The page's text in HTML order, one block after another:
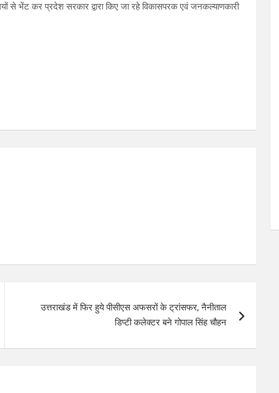
से भेंट कर प्रदेश सरकार द्वारा किए जा रहे विकासपरक एवं जनकल्याणकारी
उत्तराखंड में फिर हुये पीसीएस अफसरों के ट्रांसफर, नैनीताल
डिप्टी कलेक्टर बने गोपाल सिंह चौहन